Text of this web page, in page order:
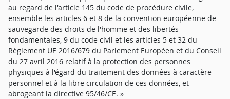
au regard de l'article 145 du code de procédure civile,
ensemble les articles 6 et 8 de la convention européenne de
sauvegarde des droits de l'homme et des libertés
fondamentales, 9 du code civil et les articles 5 et 32 du
Règlement UE 2016/679 du Parlement Européen et du Conseil
du 27 avril 2016 relatif à la protection des personnes
physiques à l'égard du traitement des données à caractère
personnel et à la libre circulation de ces données, et
abrogeant la directive 95/46/CE. »